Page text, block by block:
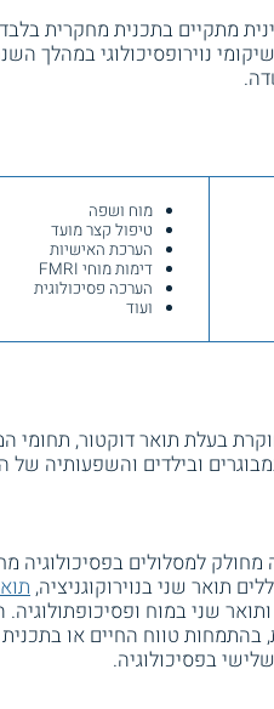
מתקיים בתכנית מחקרית
נוירופסיכולוגי במהלך
מוח ושפה
טיפול קצר מועד
הערכת האישיות
דימות מוחי FMRI
הערכה פסיכולוגית
ועוד
בעלת תואר דוקטור,
ובילדים והשפעותיה
למסלולים בפסיכולוגיה
תואר שני בנוירוקוגניציה,
ותואר שני במוח ופסיכופתולוגיה.
בהתמחות טווח החיים או
בפסיכולוגיה.